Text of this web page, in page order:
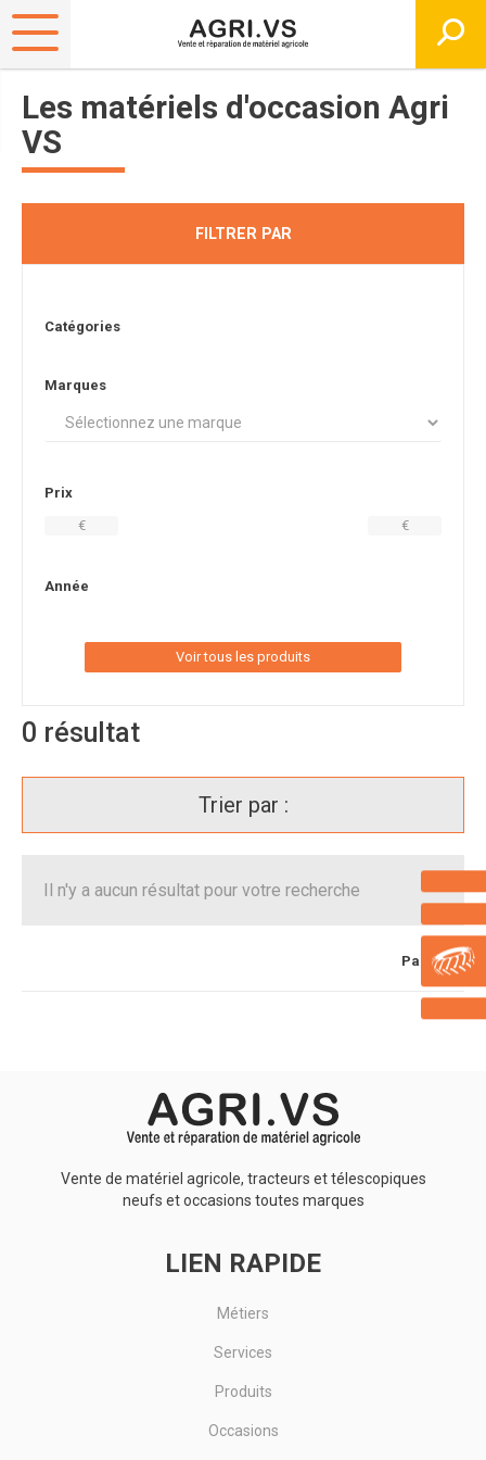
Les matériels d'occasion Agri
VS
FILTRER PAR
Catégories
Marques
Prix
€
€
Année
Voir tous les produits
0 résultat
Trier par :
Il n'y a aucun résultat pour votre recherche
Page 1/ 1
Vente de matériel agricole, tracteurs et télescopiques
neufs et occasions toutes marques
LIEN RAPIDE
Métiers
Services
Produits
Occasions